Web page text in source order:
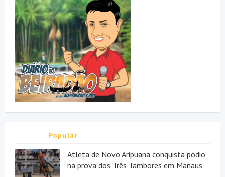
Popular
Atleta de Novo Aripuanã conquista pódio
na prova dos Três Tambores em Manaus